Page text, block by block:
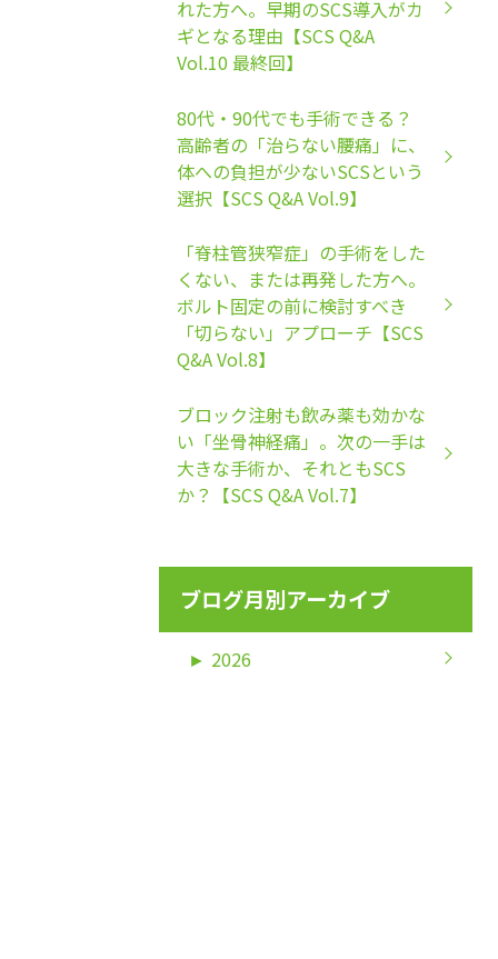
れた方へ。早期のSCS導入がカ
ギとなる理由【SCS Q&A
Vol.10 最終回】
80代・90代でも手術できる？
高齢者の「治らない腰痛」に、
体への負担が少ないSCSという
選択【SCS Q&A Vol.9】
「脊柱管狭窄症」の手術をした
くない、または再発した方へ。
ボルト固定の前に検討すべき
「切らない」アプローチ【SCS
Q&A Vol.8】
ブロック注射も飲み薬も効かな
い「坐骨神経痛」。次の一手は
大きな手術か、それともSCS
か？【SCS Q&A Vol.7】
ブログ月別アーカイブ
► 2026